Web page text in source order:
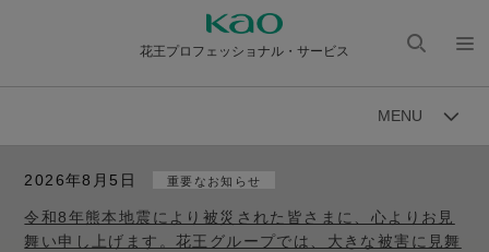
花王プロフェッショナル・サービス
く
MENU
2026年8月5日 重要なお知らせ
令和8年熊本地震により被災された皆さまに、心よりお見
舞い申し上げます。花王グループでは、大きな被害に見舞